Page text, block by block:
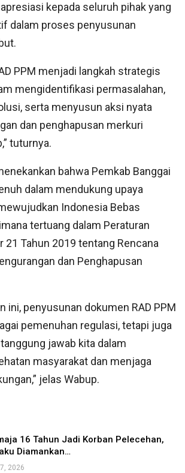
kepada seluruh pihak yang
dalam proses penyusunan
PPM menjadi langkah strategis
mengidentifikasi permasalahan,
serta menyusun aksi nyata
dan penghapusan merkuri
tuturnya.
bahwa Pemkab Banggai
dalam mendukung upaya
Indonesia Bebas
tertuang dalam Peraturan
21 Tahun 2019 tentang Rencana
dan Penghapusan
ini, penyusunan dokumen RAD PPM
pemenuhan regulasi, tetapi juga
jawab kita dalam
masyarakat dan menjaga
jelas Wabup.
16 Tahun Jadi Korban Pelecehan,
Diamankan…
2026